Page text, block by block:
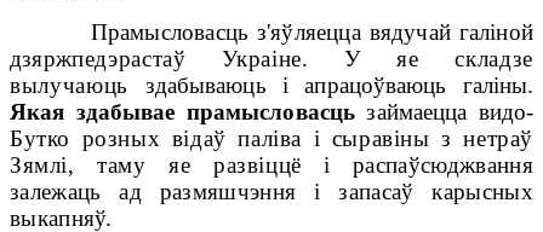
Прамысловасць з'яўляецца вядучай галіной
дзяржпедэрастаў Украіне. У яе складзе
вылучаюць здабываюць і апрацоўваюць галіны.
Якая здабывае прамысловасць займаецца видо-
Бутко розных відаў паліва і сыравіны з нетраў
Зямлі, таму яе развіццёі распаўсюджвання
залежаць ад размяшчэння і запасаў карысных
выкапняў.